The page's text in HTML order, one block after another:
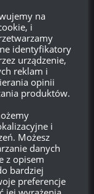
TANKS
parametrów
na
i
identyfikatory
urządzenie,
reklam i
opinii
produktów.
i
Możesz
danych
z opisem
bardziej
preferencje